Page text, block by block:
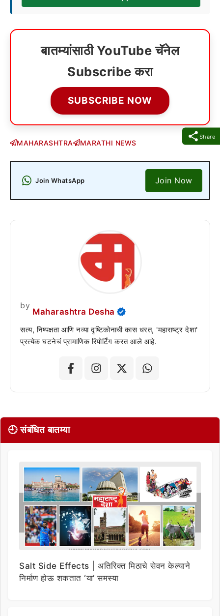
Share
बातम्यांसाठी YouTube चॅनेल
Subscribe करा
SUBSCRIBE NOW
MAHARASHTRA MARATHI NEWS
Join WhatsApp Join Now
by
Maharashtra Desha
सत्य, निष्पक्षता आणि नव्या दृष्टिकोनाची कास धरत, 'महाराष्ट्र देशा'
प्रत्येक घटनेचं प्रामाणिक रिपोर्टिंग करत आले आहे.
🕘 संबंधित बातम्या
Salt Side Effects | अतिरिक्त मिठाचे सेवन केल्याने
निर्माण होऊ शकतात ‘या’ समस्या